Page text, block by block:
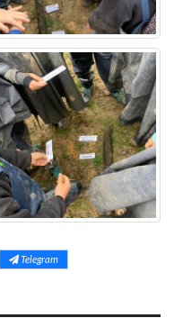
Telegram